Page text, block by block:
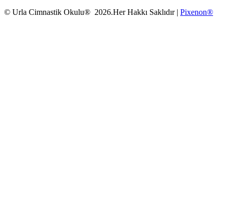
© Urla Cimnastik Okulu® 2026.Her Hakkı Saklıdır | Pixenon®